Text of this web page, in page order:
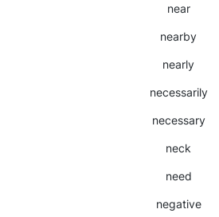
near
nearby
nearly
necessarily
necessary
neck
need
negative